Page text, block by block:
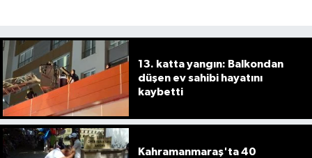
13. katta yangın: Balkondan
düşen ev sahibi hayatını
kaybetti
Kahramanmaraş'ta 40